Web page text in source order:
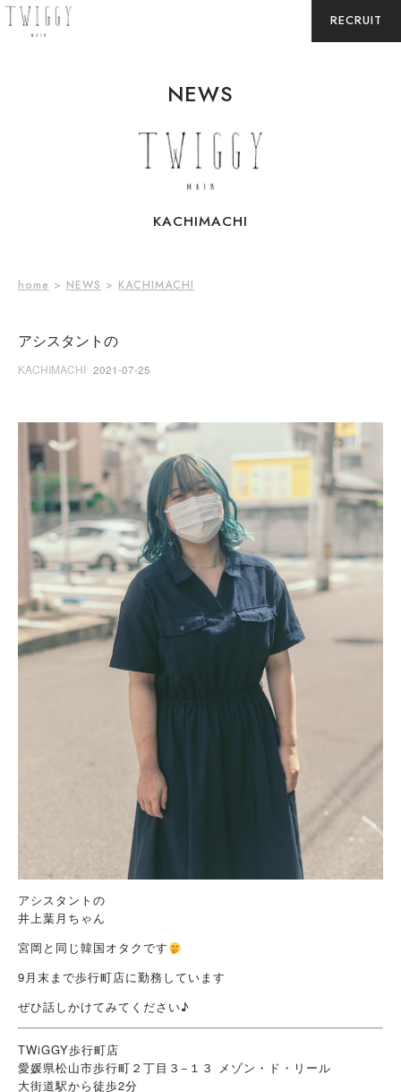
RECRUIT
NEWS
KACHIMACHI
home > NEWS > KACHIMACHI
アシスタントの
KACHIMACHI 2021-07-25
アシスタントの
井上葉月ちゃん
宮岡と同じ韓国オタクです
9月末まで歩行町店に勤務しています︎
ぜひ話しかけてみてください♪
TWiGGY歩行町店
愛媛県松山市歩行町２丁目３−１３ メゾン・ド・リール
大街道駅から徒歩2分